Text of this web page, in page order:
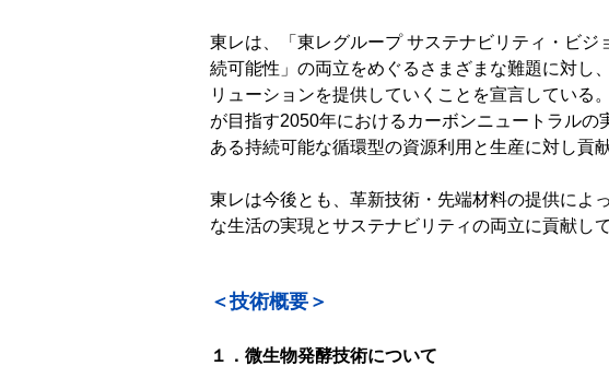
東レは、「東レグループ サステナビリティ・ビ
続可能性」の両立をめぐるさまざまな難題に対し
リューションを提供していくことを宣言している
が目指す2050年におけるカーボンニュートラル
ある持続可能な循環型の資源利用と生産に対し貢
東レは今後とも、革新技術・先端材料の提供によ
な生活の実現とサステナビリティの両立に貢献して
＜技術概要＞
１．微生物発酵技術について